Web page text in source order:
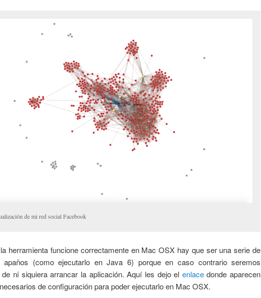
de mi red social Facebook
herramienta funcione correctamente en Mac OSX hay que ser una serie de
apaños (como ejecutarlo en Java 6) porque en caso contrario seremos
ni siquiera arrancar la aplicación. Aquí les dejo el enlacedonde aparecen
de configuración para poder ejecutarlo en Mac OSX.